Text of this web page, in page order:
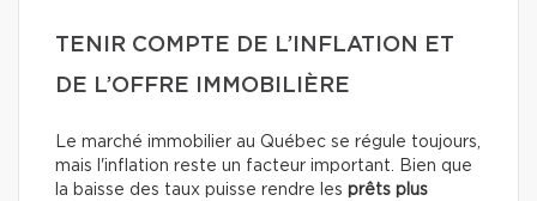
TENIR COMPTE DE L’INFLATION ET
DE L’OFFRE IMMOBILIÈRE
Le marché immobilier au Québec se régule toujours,
mais l'inflation reste un facteur important. Bien que
la baisse des taux puisse rendre les prêts plus